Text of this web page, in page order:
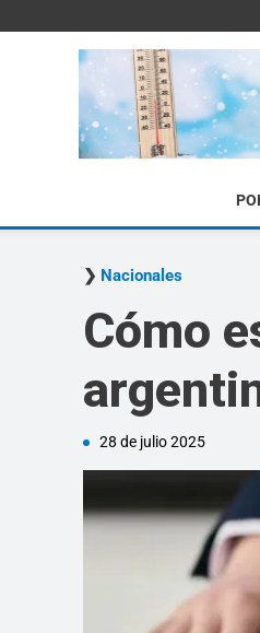
Nacionales
Cómo
28 de julio 2025